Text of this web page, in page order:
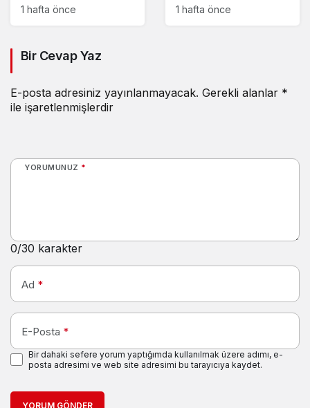
mücadele ettiler:
1 hafta önce
yangından kurtarıldı
1 hafta önce
Bir Cevap Yaz
E-posta adresiniz yayınlanmayacak. Gerekli alanlar *
ile işaretlenmişlerdir
YORUMUNUZ *
0/30 karakter
Ad *
E-Posta *
Bir dahaki sefere yorum yaptığımda kullanılmak üzere adımı, e-
posta adresimi ve web site adresimi bu tarayıcıya kaydet.
YORUM GÖNDER